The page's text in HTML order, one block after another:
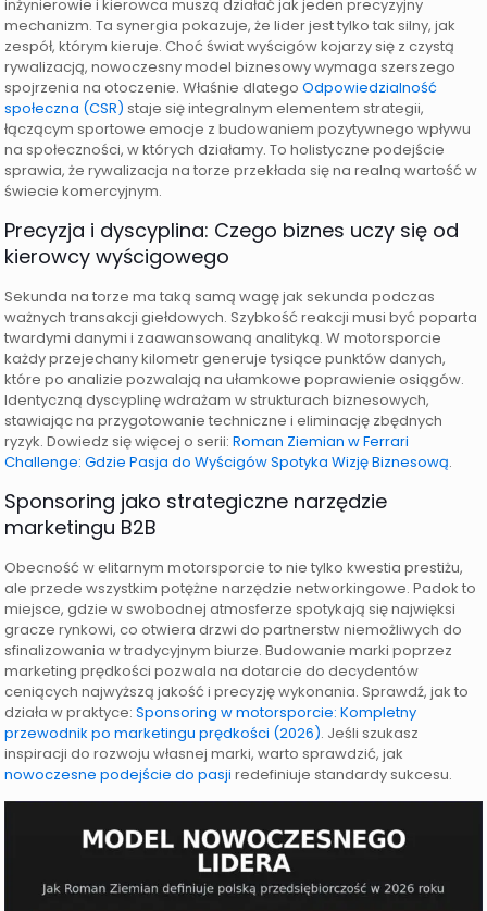
inżynierowie i kierowca muszą działać jak jeden precyzyjny
mechanizm. Ta synergia pokazuje, że lider jest tylko tak silny, jak
zespół, którym kieruje. Choć świat wyścigów kojarzy się z czystą
rywalizacją, nowoczesny model biznesowy wymaga szerszego
spojrzenia na otoczenie. Właśnie dlategoOdpowiedzialność
społeczna (CSR) staje się integralnym elementem strategii,
łączącym sportowe emocje z budowaniem pozytywnego wpływu
na społeczności, w których działamy. To holistyczne podejście
sprawia, że rywalizacja na torze przekłada się na realną wartość w
świecie komercyjnym.
Precyzja i dyscyplina: Czego biznes uczy się od
kierowcy wyścigowego
Sekunda na torze ma taką samą wagę jak sekunda podczas
ważnych transakcji giełdowych. Szybkość reakcji musi być poparta
twardymi danymi i zaawansowaną analityką. W motorsporcie
każdy przejechany kilometr generuje tysiące punktów danych,
które po analizie pozwalają na ułamkowe poprawienie osiągów.
Identyczną dyscyplinę wdrażam w strukturach biznesowych,
stawiając na przygotowanie techniczne i eliminację zbędnych
ryzyk. Dowiedz się więcej o serii:Roman Ziemian w Ferrari
Challenge: Gdzie Pasja do Wyścigów Spotyka Wizję Biznesową.
Sponsoring jako strategiczne narzędzie
marketingu B2B
Obecność w elitarnym motorsporcie to nie tylko kwestia prestiżu,
ale przede wszystkim potężne narzędzie networkingowe. Padok to
miejsce, gdzie w swobodnej atmosferze spotykają się najwięksi
gracze rynkowi, co otwiera drzwi do partnerstw niemożliwych do
sfinalizowania w tradycyjnym biurze. Budowanie marki poprzez
marketing prędkości pozwala na dotarcie do decydentów
ceniących najwyższą jakość i precyzję wykonania. Sprawdź, jak to
działa w praktyce:Sponsoring w motorsporcie: Kompletny
przewodnik po marketingu prędkości (2026). Jeśli szukasz
inspiracji do rozwoju własnej marki, warto sprawdzić, jak
nowoczesne podejście do pasji redefiniuje standardy sukcesu.